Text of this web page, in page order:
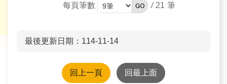
每頁筆數 / 21
最後更新日期：114-11-14
回上一頁 回最上面